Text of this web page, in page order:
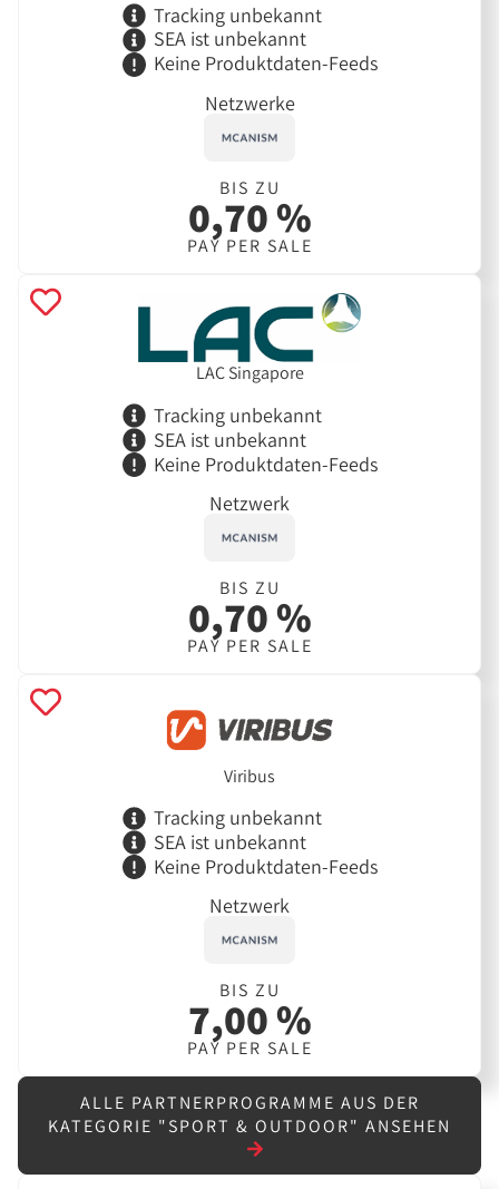
Tracking unbekannt
SEA ist unbekannt
Keine Produktdaten-Feeds
Netzwerke
BIS ZU
0,70 %
PAY PER SALE
LAC Singapore
Tracking unbekannt
SEA ist unbekannt
Keine Produktdaten-Feeds
Netzwerk
BIS ZU
0,70 %
PAY PER SALE
Viribus
Tracking unbekannt
SEA ist unbekannt
Keine Produktdaten-Feeds
Netzwerk
BIS ZU
7,00 %
PAY PER SALE
ALLE PARTNERPROGRAMME AUS DER
KATEGORIE "SPORT & OUTDOOR" ANSEHEN